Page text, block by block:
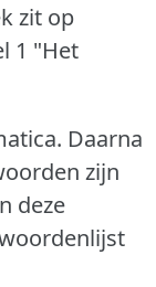
zit op
1 "Het
Daarna
zijn
deze